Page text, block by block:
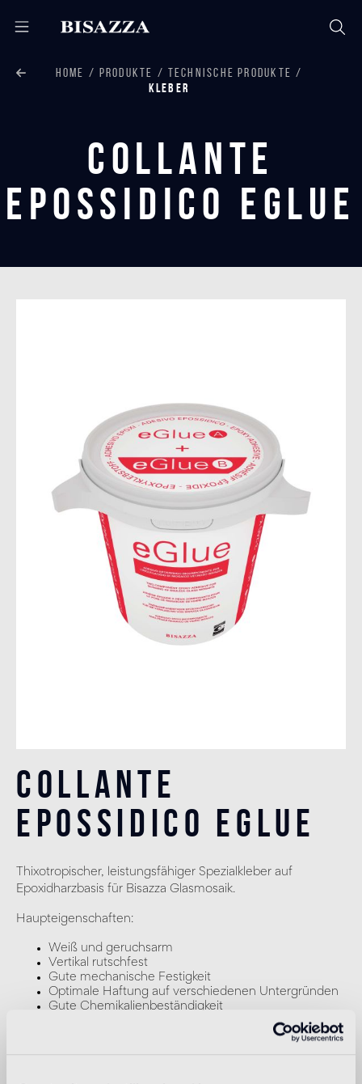
HOME PRODUKTE
TECHNISCHE PRODUKTE
KLEBER
Collante
epossidico eGlue
Collante
epossidico eGlue
Thixotropischer, leistungsfähiger Spezialkleber auf
Epoxidharzbasis für Bisazza Glasmosaik.
Haupteigenschaften:
Weiß und geruchsarm
Vertikal rutschfest
Gute mechanische Festigkeit
Optimale Haftung auf verschiedenen Untergründen
Gute Chemikalienbeständigkeit
Der Kleber eGlue ist gemäß EN 12004 getestet und hat